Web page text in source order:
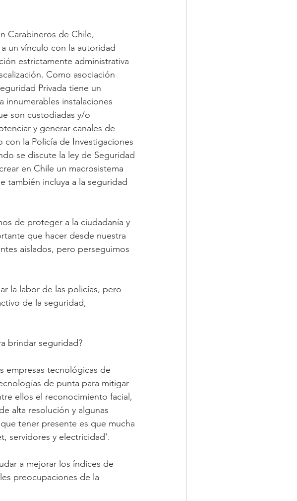
Carabineros de Chile,
un vínculo con la autoridad
estrictamente administrativa
Como asociación
Privada tiene un
instalaciones
son custodiadas y/o
y generar canales de
la Policía de Investigaciones
se discute la ley de Seguridad
en Chile un macrosistema
también incluya a la seguridad
de proteger a la ciudadanía y
que hacer desde nuestra
aislados, pero perseguimos
la labor de las policías, pero
de la seguridad,
brindar seguridad?
empresas tecnológicas de
de punta para mitigar
ellos el reconocimiento facial,
alta resolución y algunas
tener presente es que mucha
servidores y electricidad'.
a mejorar los índices de
preocupaciones de la